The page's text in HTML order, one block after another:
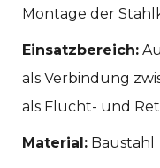
Montage der
Einsatzbereich:
als Verbindung
als Flucht- und
Material: Baustahl